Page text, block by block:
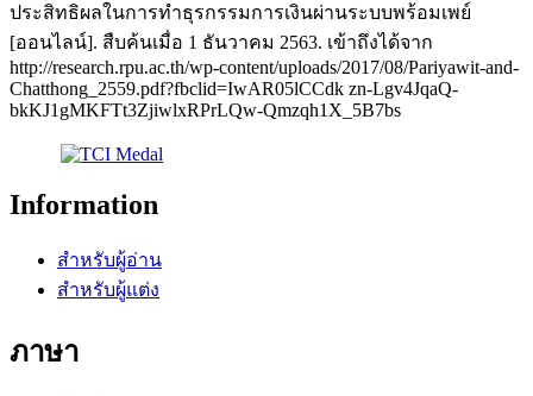
ประสิทธิผลในการทำธุรกรรมการเงินผ่านระบบพร้อมเพย์
[ออนไลน์]. สืบค้นเมื่อ 1 ธันวาคม 2563. เข้าถึงได้จาก
http://research.rpu.ac.th/wp-content/uploads/2017/08/Pariyawit-and-
Chatthong_2559.pdf?fbclid=IwAR05lCCdk zn-Lgv4JqaQ-
bkKJ1gMKFTt3ZjiwlxRPrLQw-Qmzqh1X_5B7bs
Information
สำหรับผู้อ่าน
สำหรับผู้แต่ง
ภาษา